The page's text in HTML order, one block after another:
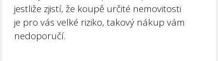
jestliže zjistí, že koupě určité nemovitosti
je pro vás velké riziko, takový nákup vám
nedoporučí.